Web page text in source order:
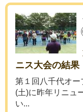
ニス大会の結果
第１回八千代オー
(土)に昨年リニュ
い...